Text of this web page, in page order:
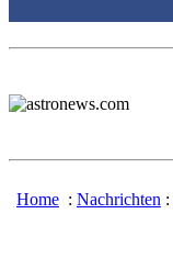
Home : Nachrichten :